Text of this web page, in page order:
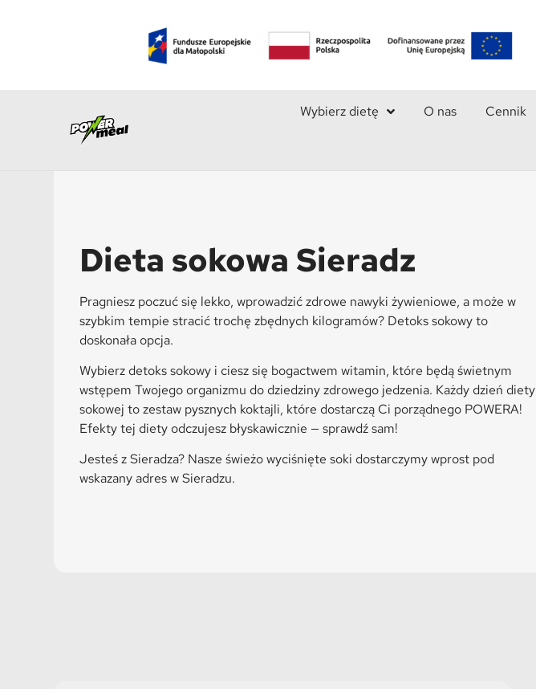
Wybierz dietę O nas Cennik
Dieta sokowa Sieradz
Pragniesz poczuć się lekko, wprowadzić zdrowe nawyki żywieniowe, a może w
szybkim tempie stracić trochę zbędnych kilogramów? Detoks sokowy to
doskonała opcja.
Wybierz detoks sokowy i ciesz się bogactwem witamin, które będą świetnym
wstępem Twojego organizmu do dziedziny zdrowego jedzenia. Każdy dzień diety
sokowej to zestaw pysznych koktajli, które dostarczą Ci porządnego POWERA!
Efekty tej diety odczujesz błyskawicznie — sprawdź sam!
Jesteś z Sieradza? Nasze świeżo wyciśnięte soki dostarczymy wprost pod
wskazany adres w Sieradzu.